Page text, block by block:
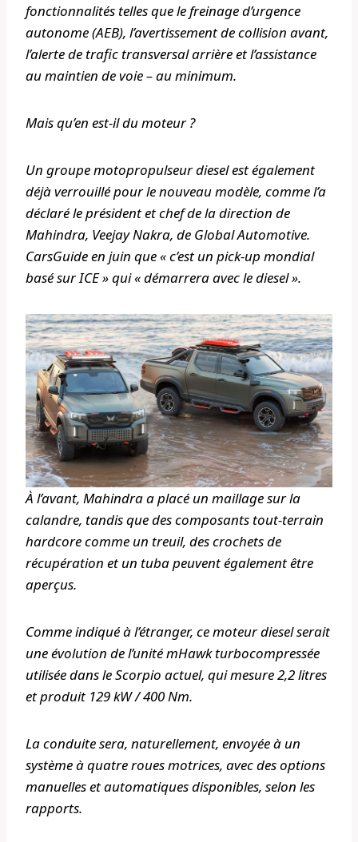
fonctionnalités telles que le freinage d’urgence
autonome (AEB), l’avertissement de collision avant,
l’alerte de trafic transversal arrière et l’assistance
au maintien de voie – au minimum.
Mais qu’en est-il du moteur ?
Un groupe motopropulseur diesel est également
déjà verrouillé pour le nouveau modèle, comme l’a
déclaré le président et chef de la direction de
Mahindra, Veejay Nakra, de Global Automotive.
CarsGuideen juin que « c’est un pick-up mondial
basé sur ICE » qui « démarrera avec le diesel ».
À l’avant, Mahindra a placé un maillage sur la
calandre, tandis que des composants tout-terrain
hardcore comme un treuil, des crochets de
récupération et un tuba peuvent également être
aperçus.
Comme indiqué à l’étranger, ce moteur diesel serait
une évolution de l’unité mHawk turbocompressée
utilisée dans le Scorpio actuel, qui mesure 2,2 litres
et produit 129 kW / 400 Nm.
La conduite sera, naturellement, envoyée à un
système à quatre roues motrices, avec des options
manuelles et automatiques disponibles, selon les
rapports.